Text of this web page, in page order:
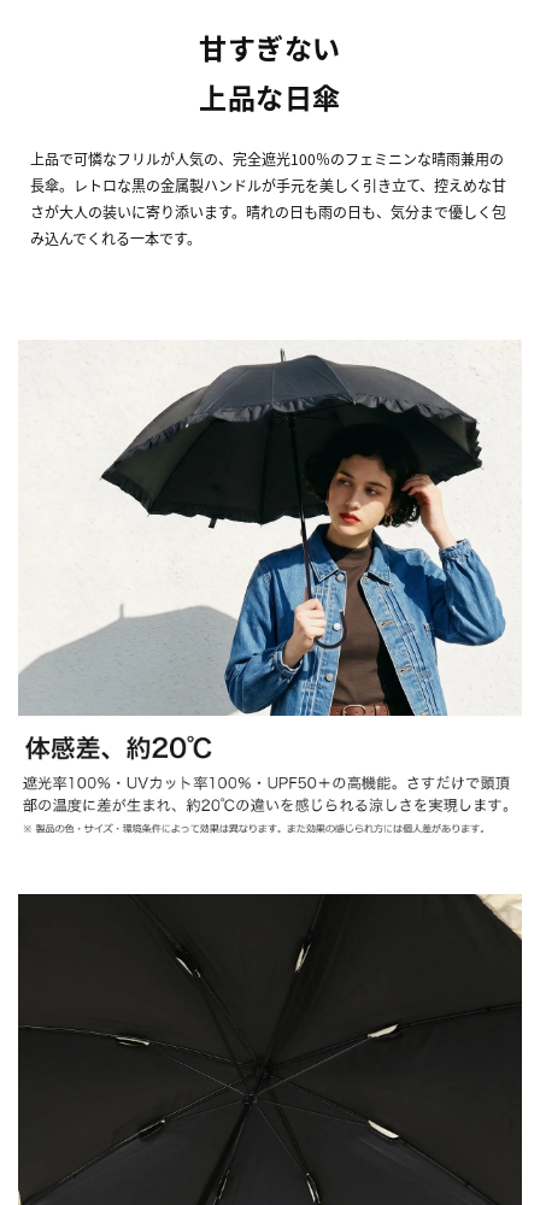
甘すぎない
上品な日傘
上品で可憐なフリルが人気の、完全遮光100％のフェミニンな晴雨兼用の
長傘。レトロな黒の金属製ハンドルが手元を美しく引き立て、控えめな甘
さが大人の装いに寄り添います。晴れの日も雨の日も、気分まで優しく包
み込んでくれる一本です。